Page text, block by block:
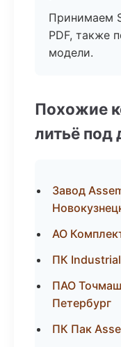
Принимаем
PDF, также
модели.
Похожие
литьё под
Завод
АО
ПК
ПАО
Петербург
ПК Пак